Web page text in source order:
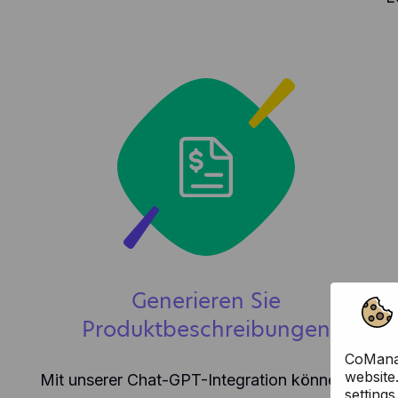
Generieren Sie
Produktbeschreibungen
Mit unserer Chat-GPT-Integration können Siewebsite.
settings.